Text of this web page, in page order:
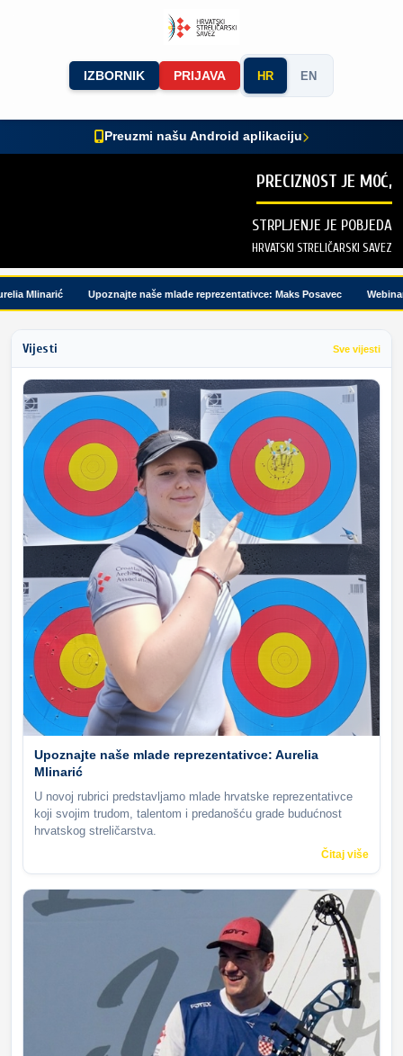
IZBORNIK PRIJAVA HR EN
Preuzmi našu Android aplikaciju
PRECIZNOST JE MOĆ,
STRPLJENJE JE POBJEDA
HRVATSKI STRELIČARSKI SAVEZ
Mlinarić Upoznajte naše mlade reprezentativce: Maks Posavec Webinar
Vijesti Sve vijesti
Upoznajte naše mlade reprezentativce: Aurelia
Mlinarić
U novoj rubrici predstavljamo mlade hrvatske reprezentativce
koji svojim trudom, talentom i predanošću grade budućnost
hrvatskog streličarstva.
Čitaj više